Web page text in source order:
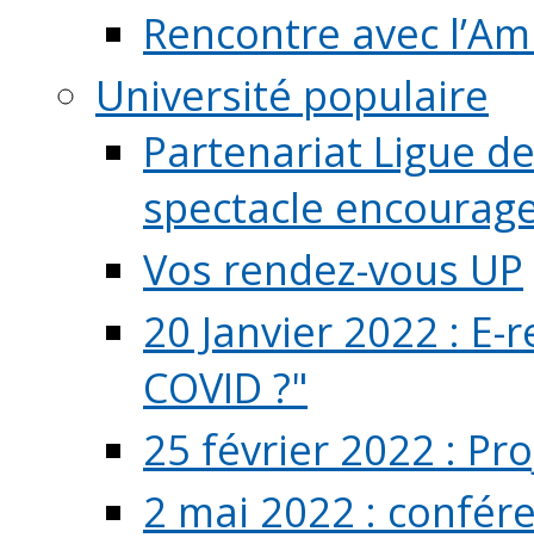
Rencontre avec
Université populaire
Partenariat Ligue
spectacle
Vos rendez-vous UP
20 Janvier 2022 :
COVID ?"
25 février 2022 :
2 mai 2022 :